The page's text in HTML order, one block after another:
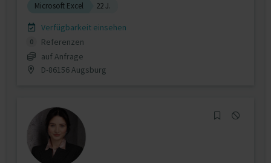
Microsoft Excel
22 J.
Verfügbarkeit einsehen
0
Referenzen
auf Anfrage
D-86156 Augsburg